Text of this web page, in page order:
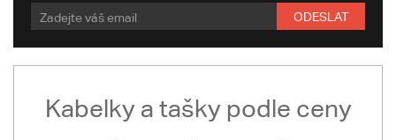
ODESLAT
Kabelky a tašky podle ceny